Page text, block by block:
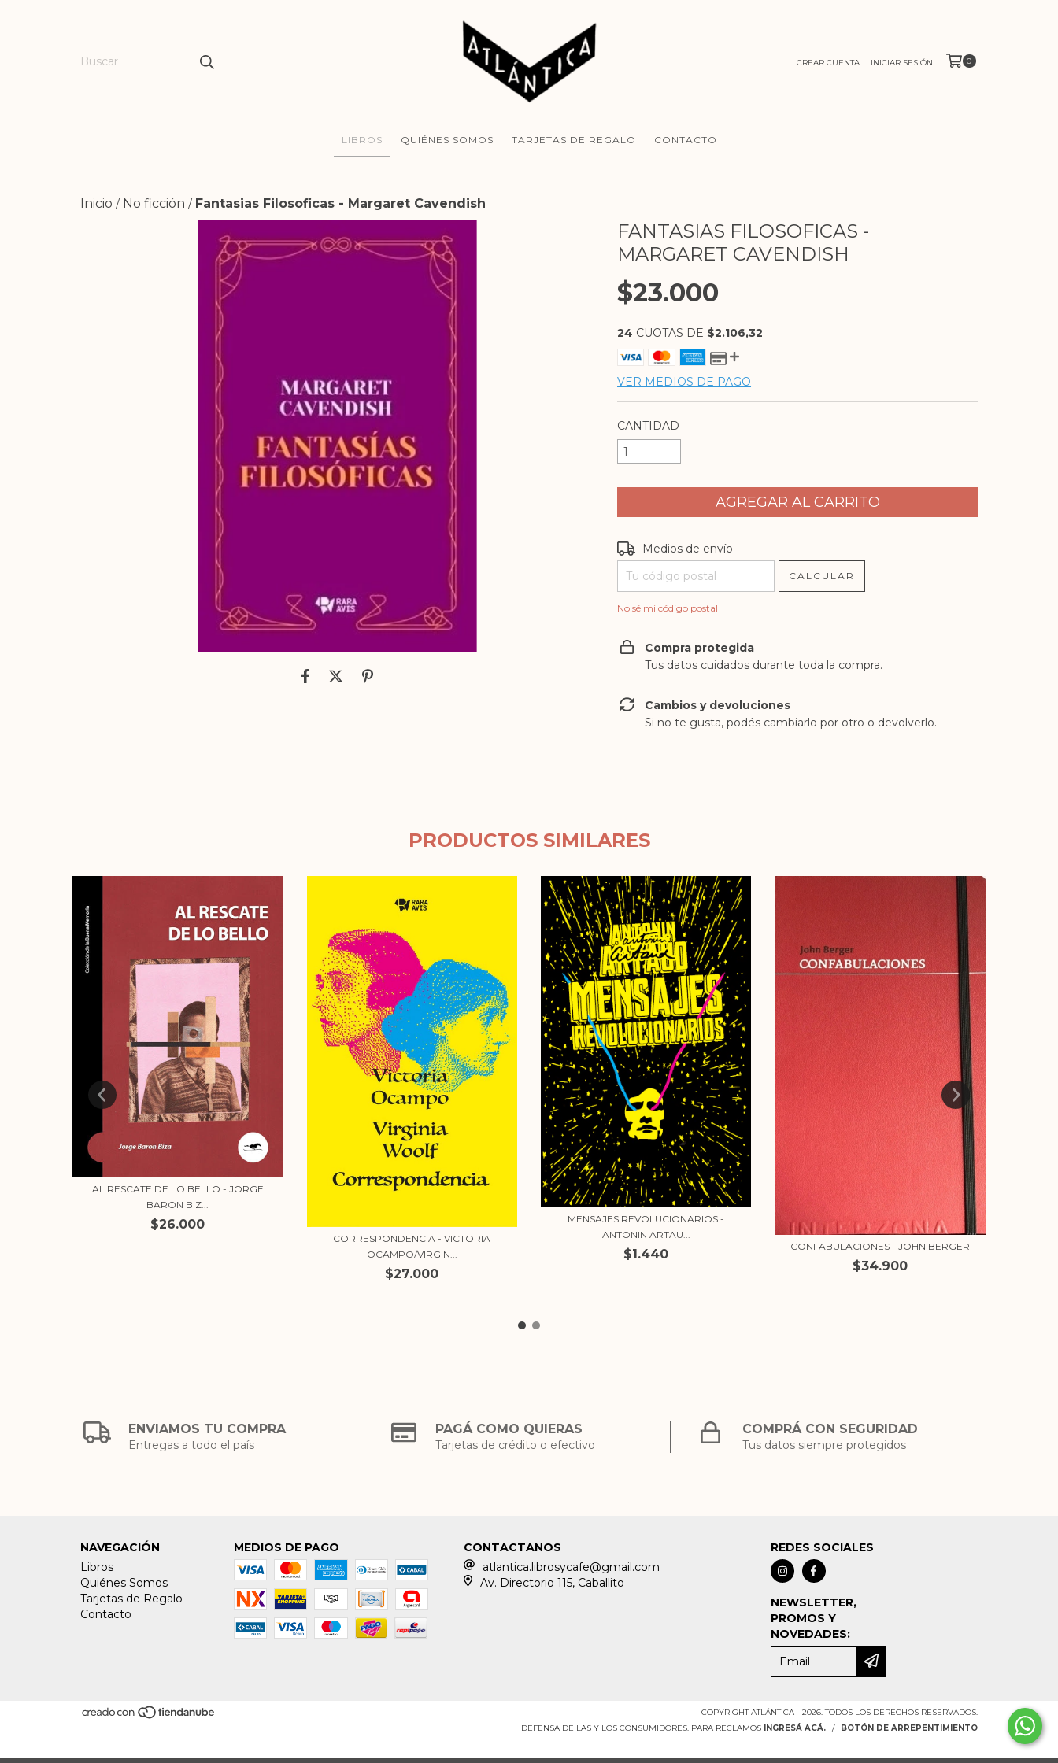
CREAR CUENTA INICIAR SESIÓN 0
LIBROS QUIÉNES SOMOS TARJETAS DE REGALO CONTACTO
Inicio / No ficción / Fantasias Filosoficas - Margaret Cavendish
FANTASIAS FILOSOFICAS -
MARGARET CAVENDISH
$23.000
24 CUOTAS DE $2.106,32
VER MEDIOS DE PAGO
CANTIDAD
Entregas para el CP:
Medios de envío
CALCULAR
No sé mi código postal
Compra protegida
Tus datos cuidados durante toda la compra.
Cambios y devoluciones
Si no te gusta, podés cambiarlo por otro o devolverlo.
PRODUCTOS SIMILARES
AL RESCATE DE LO BELLO - JORGE
BARON BIZ...
$26.000
CORRESPONDENCIA - VICTORIA
OCAMPO/VIRGIN...
$27.000
MENSAJES REVOLUCIONARIOS -
ANTONIN ARTAU...
$1.440
CONFABULACIONES - JOHN BERGER
$34.900
ENVIAMOS TU COMPRA
Entregas a todo el país
PAGÁ COMO QUIERAS
Tarjetas de crédito o efectivo
COMPRÁ CON SEGURIDAD
Tus datos siempre protegidos
NAVEGACIÓN
Libros
Quiénes Somos
Tarjetas de Regalo
Contacto
MEDIOS DE PAGO
CONTACTANOS
atlantica.librosycafe@gmail.com
Av. Directorio 115, Caballito
REDES SOCIALES
NEWSLETTER,
PROMOS Y
NOVEDADES:
COPYRIGHT ATLÁNTICA - 2026. TODOS LOS DERECHOS RESERVADOS.
DEFENSA DE LAS Y LOS CONSUMIDORES. PARA RECLAMOS INGRESÁ ACÁ. / BOTÓN DE ARREPENTIMIENTO